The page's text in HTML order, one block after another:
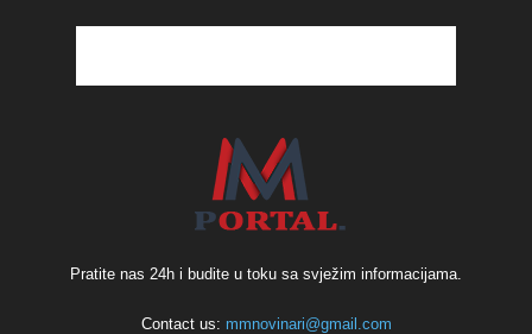
Pratite nas 24h i budite u toku sa svježim informacijama.
Contact us: mmnovinari@gmail.com